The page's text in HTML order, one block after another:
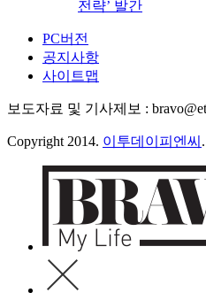
전략’ 발간
PC버전
공지사항
사이트맵
보도자료 및 기사제보 :
Copyright 2014. 이투데이피엔씨